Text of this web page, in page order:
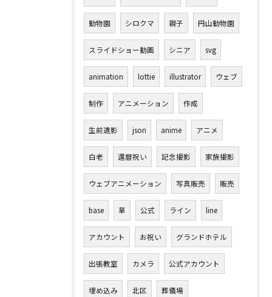
動物園 シロクマ 親子 円山動物園
スライドショー動画 シニア svg
animation lottie illustrator ウェブ
制作 アニメーション 作成
生前遺影 json anime アニメ
白老 還暦祝い 記念撮影 家族撮影
ウェブアニメーション 写真販売 販売
base 草 公式 ライン line
アカウント お祝い グランドホテル
出張教室 カメラ 公式アカウント
埋め込み 北区 葬儀場